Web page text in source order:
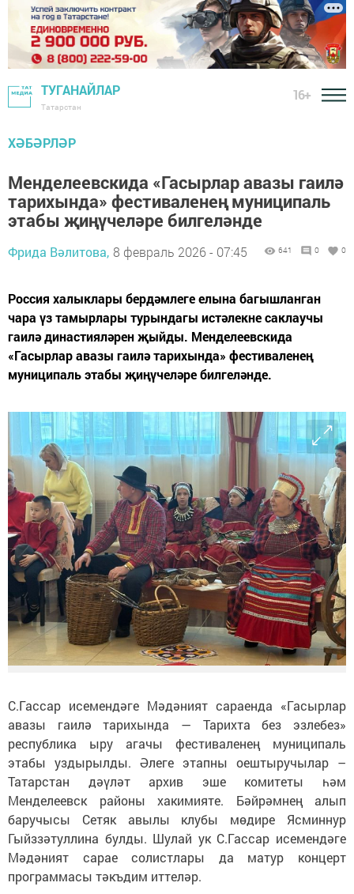
ТУГАНАЙЛАР
Татарстан
16+
ХӘБӘРЛӘР
Менделеевскида «Гасырлар авазы гаилә
тарихында» фестиваленең муниципаль
этабы җиңүчеләре билгеләнде
Фрида Вәлитова, 8 февраль 2026 - 07:45 641 0 0
Россия халыклары бердәмлеге елына багышланган
чара үз тамырлары турындагы истәлекне саклаучы
гаилә династияләрен җыйды. Менделеевскида
«Гасырлар авазы гаилә тарихында» фестиваленең
муниципаль этабы җиңүчеләре билгеләнде.
С.Гассар исемендәге Мәдәният сараенда «Гасырлар
авазы гаилә тарихында — Тарихта без эзлебез»
республика ыру агачы фестиваленең муниципаль
этабы уздырылды. Әлеге этапны оештыручылар –
Татарстан дәүләт архив эше комитеты һәм
Менделеевск районы хакимияте. Бәйрәмнең алып
баручысы Сетяк авылы клубы мөдире Ясминнур
Гыйззәтуллина булды. Шулай ук С.Гассар исемендәге
Мәдәният сарае солистлары да матур концерт
программасы тәкъдим иттеләр.